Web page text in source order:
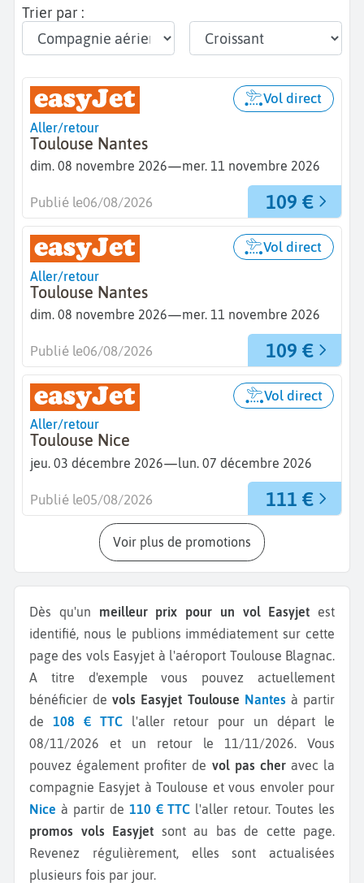
Trier par :
Aller/retour
Toulouse Nantes
dim. 08 novembre 2026—mer. 11 novembre 2026
Vol direct
109 €
Publié le06/08/2026
Aller/retour
Toulouse Nantes
dim. 08 novembre 2026—mer. 11 novembre 2026
Vol direct
109 €
Publié le06/08/2026
Aller/retour
Toulouse Nice
jeu. 03 décembre 2026—lun. 07 décembre 2026
Vol direct
111 €
Publié le05/08/2026
Voir plus de promotions
Dès qu'un meilleur prix pour un vol Easyjet est
identifié, nous le publions immédiatement sur cette
page des vols Easyjet à l'aéroport Toulouse Blagnac.
A titre d'exemple vous pouvez actuellement
bénéficier devols Easyjet Toulouse Nantes à partir
de 108 € TTC
l'aller retour pour un départ le
08/11/2026 et un retour le 11/11/2026. Vous
pouvez également profiter de vol pas cheravec la
compagnie Easyjet à Toulouse et vous envoler pour
Nice à partir de 110 € TTC l'aller retour.Toutes les
promos vols Easyjet sont au bas de cette page.
Revenez régulièrement, elles sont actualisées
plusieurs fois par jour.